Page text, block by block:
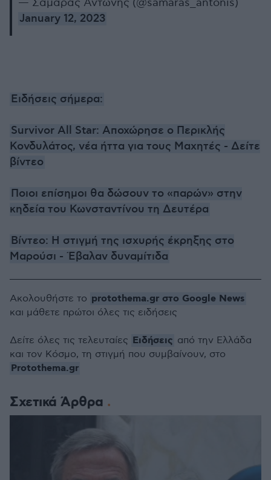
— Σαμαράς Αντώνης (@samaras_antonis)
January 12, 2023
Ειδήσεις σήμερα:
Survivor All Star: Αποχώρησε ο Περικλής
Κονδυλάτος, νέα ήττα για τους Μαχητές - Δείτε
βίντεο
Ποιοι επίσημοι θα δώσουν το «παρών» στην
κηδεία του Κωνσταντίνου τη Δευτέρα
Βίντεο: Η στιγμή της ισχυρής έκρηξης στο
Μαρούσι - Έβαλαν δυναμίτιδα
Σχετικά Άρθρα
Ακολουθήστε το protothema.gr στο Google News
και μάθετε πρώτοι όλες τις ειδήσεις
Δείτε όλες τις τελευταίες Ειδήσεις από την Ελλάδα
και τον Κόσμο, τη στιγμή που συμβαίνουν, στο
Protothema.gr